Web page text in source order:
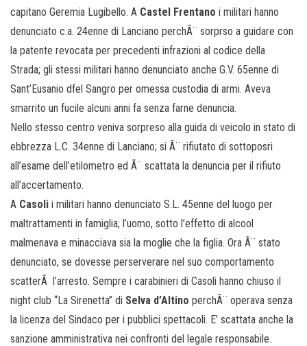
capitano Geremia Lugibello. A Castel Frentano i militari hanno
denunciato c.a. 24enne di Lanciano perchÃ¨ sorprso a guidare con
la patente revocata per precedenti infrazioni al codice della
Strada; gli stessi militari hanno denunciato anche G.V. 65enne di
Sant’Eusanio dfel Sangro per omessa custodia di armi. Aveva
smarrito un fucile alcuni anni fa senza farne denuncia.
Nello stesso centro veniva sorpreso alla guida di veicolo in stato di
ebbrezza L.C. 34enne di Lanciano; si Ã¨ rifiutato di sottoposri
all’esame dell’etilometro ed Ã¨ scattata la denuncia per il rifiuto
all’accertamento.
A Casoli i militari hanno denunciato S.L. 45enne del luogo per
maltrattamenti in famiglia; l’uomo, sotto l’effetto di alcool
malmenava e minacciava sia la moglie che la figlia. Ora Ã¨ stato
denunciato, se dovesse perserverare nel suo comportamento
scatterÃ l’arresto. Sempre i carabinieri di Casoli hanno chiuso il
night club “La Sirenetta” di Selva d’Altino perchÃ¨ operava senza
la licenza del Sindaco per i pubblici spettacoli. E’ scattata anche la
sanzione amministrativa nei confronti del legale responsabile.